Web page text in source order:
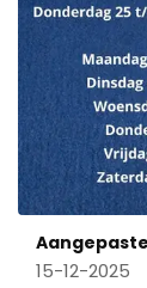
15-12-2025